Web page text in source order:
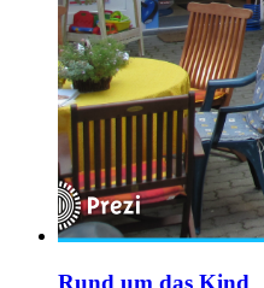
Rund um das Kind